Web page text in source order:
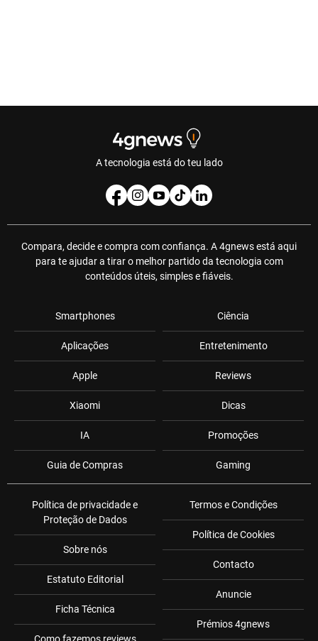
A tecnologia está do teu lado
Compara, decide e compra com confiança. A 4gnews está aqui
para te ajudar a tirar o melhor partido da tecnologia com
conteúdos úteis, simples e fiáveis.
Smartphones
Aplicações
Apple
Xiaomi
IA
Guia de Compras
Ciência
Entretenimento
Reviews
Dicas
Promoções
Gaming
Política de privacidade e
Proteção de Dados
Sobre nós
Estatuto Editorial
Ficha Técnica
Termos e Condições
Política de Cookies
Contacto
Anuncie
Prémios 4gnews